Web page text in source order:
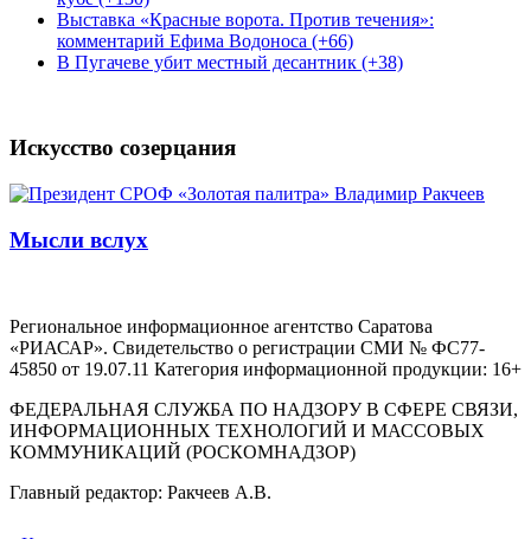
Выставка «Красные ворота. Против течения»:
комментарий Ефима Водоноса (+66)
В Пугачеве убит местный десантник (+38)
Искусство созерцания
Мысли вслух
Региональное информационное агентство Саратова
«РИАСАР». Свидетельство о регистрации СМИ № ФС77-
45850 от 19.07.11 Категория информационной продукции: 16+
ФЕДЕРАЛЬНАЯ СЛУЖБА ПО НАДЗОРУ В СФЕРЕ СВЯЗИ,
ИНФОРМАЦИОННЫХ ТЕХНОЛОГИЙ И МАССОВЫХ
КОММУНИКАЦИЙ (РОСКОМНАДЗОР)
Главный редактор: Ракчеев А.В.